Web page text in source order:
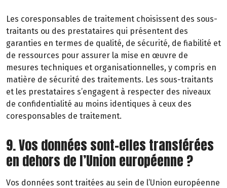
Les coresponsables de traitement choisissent des sous-
traitants ou des prestataires qui présentent des
garanties en termes de qualité, de sécurité, de fiabilité et
de ressources pour assurer la mise en œuvre de
mesures techniques et organisationnelles, y compris en
matière de sécurité des traitements. Les sous-traitants
et les prestataires s’engagent à respecter des niveaux
de confidentialité au moins identiques à ceux des
coresponsables de traitement.
9. Vos données sont-elles transférées
en dehors de l’Union européenne ?
Vos données sont traitées au sein de l’Union européenne